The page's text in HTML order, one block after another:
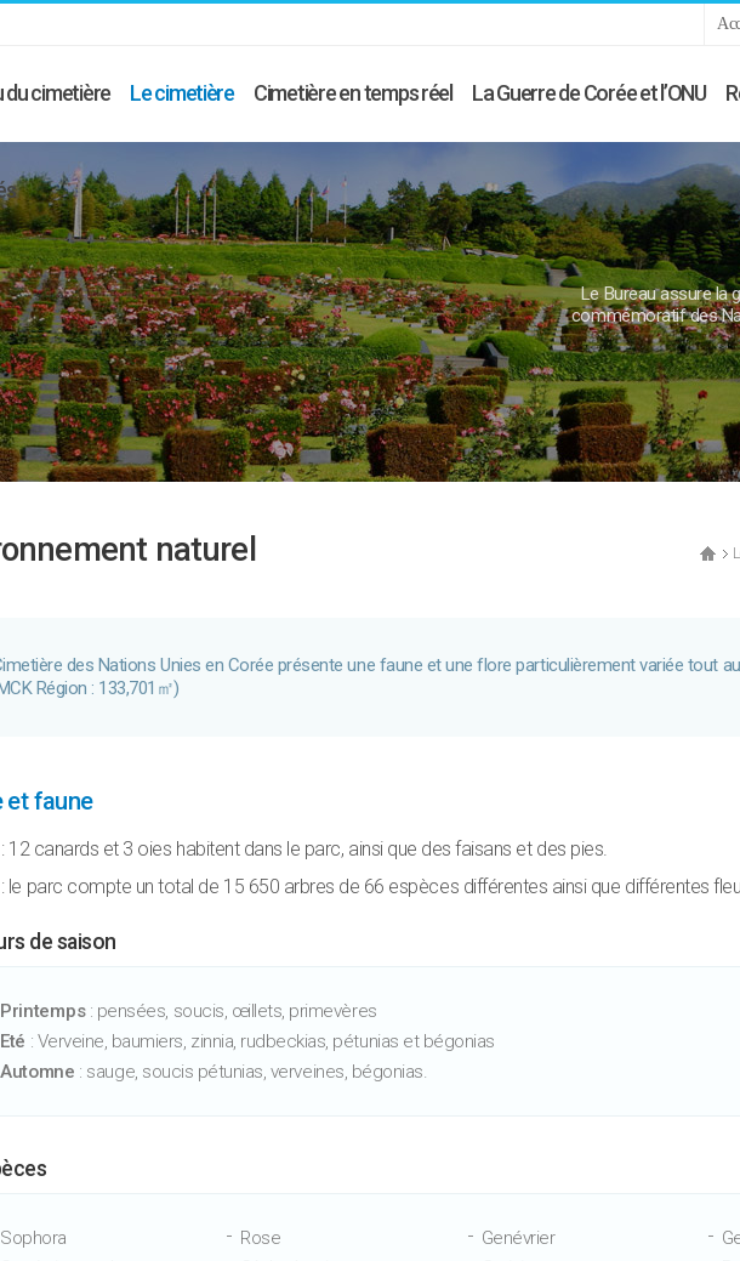
du cimetière Le cimetière Cimetière en temps réel La Guerre de Corée et l’ONU
Le Bureau assure la
commémoratif des
naturel
des Nations Unies en Corée présente une faune et une flore particulièrement variée tout
Région : 133,701㎡)
et faune
: 12 canards et 3 oies habitent dans le parc, ainsi que des faisans et des pies.
le parc compte un total de 15 650 arbres de 66 espèces différentes ainsi que différentes
de saison
Printemps: pensées, soucis, œillets, primevères
Eté : Verveine, baumiers, zinnia, rudbeckias, pétunias et bégonias
Automne : sauge, soucis pétunias, verveines, bégonias.
Sophora Rose Genévrier